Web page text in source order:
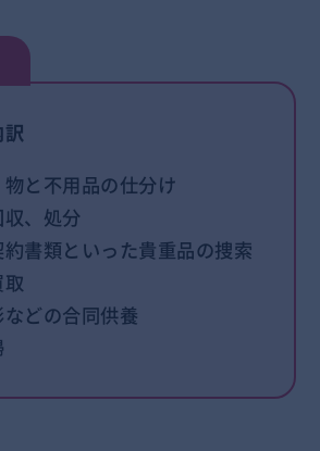
物と不用品の仕分け
収、処分
約書類といった貴重品の捜索
取
などの合同供養